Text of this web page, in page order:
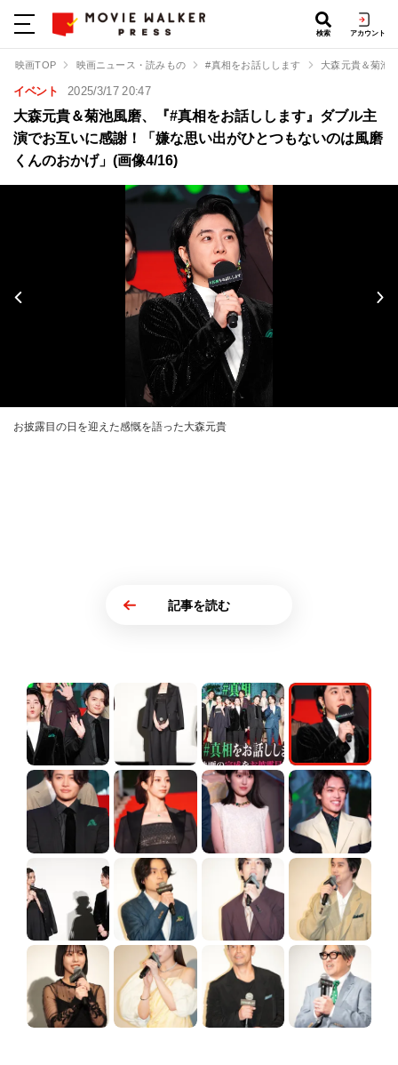
検索 アカウント
映画TOP 映画ニュース・読みもの #真相をお話しします 大森元貴＆菊池
イベント 2025/3/17 20:47
大森元貴＆菊池風磨、『#真相をお話しします』ダブル主
演でお互いに感謝！「嫌な思い出がひとつもないのは風磨
くんのおかげ」(画像4/16)
お披露目の日を迎えた感慨を語った大森元貴
記事を読む